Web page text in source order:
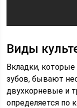
Виды
Вкладки,
зубов, бывают
двухкорневые и
определяется по